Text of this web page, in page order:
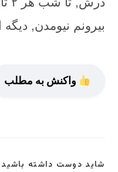
بیرونم نیومدن,
واکنش به مطلب
شاید دوست داشته باشید